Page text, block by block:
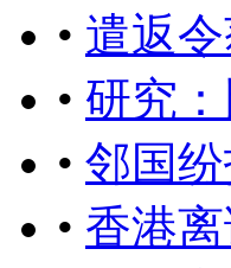
• 遣返
• 研究
• 邻国
• 香港